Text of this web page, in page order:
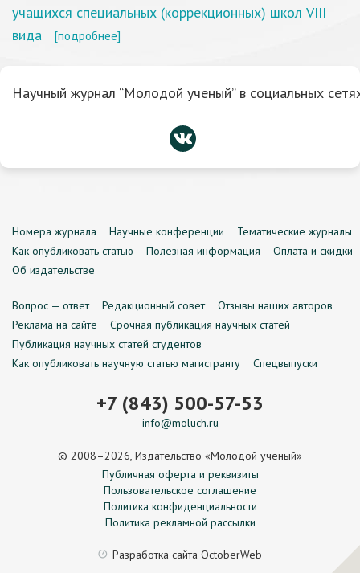
учащихся специальных (коррекционных) школ VIII
вида
[подробнее]
Научный журнал “Молодой ученый” в социальных
Номера журнала Научные конференции
Тематические журналы
Как опубликовать статью
Полезная информация
Оплата и скидки
Об издательстве
Вопрос — ответ Редакционный совет
Отзывы наших авторов
Реклама на сайте
Срочная публикация научных статей
Публикация научных статей студентов
Как опубликовать научную статью магистранту
Спецвыпуски
+7 (843) 500-57-53
info@moluch.ru
© 2008–2026, Издательство «Молодой учёный»
Публичная оферта и реквизиты
Пользовательское соглашение
Политика конфиденциальности
Политика рекламной рассылки
Разработка сайта OctoberWeb